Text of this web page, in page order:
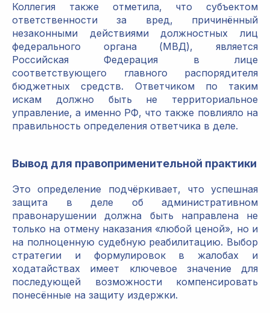
Коллегия также отметила, что субъектом
ответственности за вред, причинённый
незаконными действиями должностных лиц
федерального органа (МВД), является
Российская Федерация в лице
соответствующего главного распорядителя
бюджетных средств. Ответчиком по таким
искам должно быть не территориальное
управление, а именно РФ, что также повлияло на
правильность определения ответчика в деле.
Вывод для правоприменительной практики
Это определение подчёркивает, что успешная
защита в деле об административном
правонарушении должна быть направлена не
только на отмену наказания «любой ценой», но и
на полноценную судебную реабилитацию. Выбор
стратегии и формулировок в жалобах и
ходатайствах имеет ключевое значение для
последующей возможности компенсировать
понесённые на защиту издержки.